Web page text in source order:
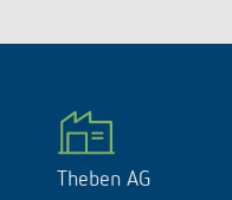
Theben AG